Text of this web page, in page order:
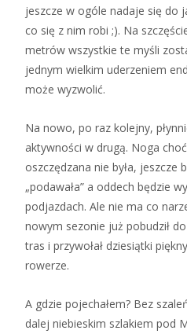
jeszcze w ogóle nadaje się do
co się z nim robi ;). Na
metrów wszystkie te myśli
jednym wielkim uderzeniem
może wyzwolić.
Na nowo, po raz kolejny,
aktywności w drugą. Noga
oszczędzana nie była, jeszcze
„podawała” a oddech będzie
podjazdach. Ale nie ma co
nowym sezonie już pobudził
tras i przywołał dziesiątki
rowerze.
A gdzie pojechałem? Bez
dalej niebieskim szlakiem pod